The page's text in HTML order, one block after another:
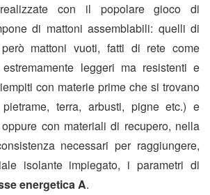
con il popolare gioco di
di mattoni assemblabili: quelli di
mattoni vuoti, fatti di rete come
leggeri ma resistenti e
con materie prime che si trovano
terra, arbusti, pigne etc.) e
con materiali di recupero, nella
necessari per raggiungere,
isolante impiegato, i parametri di
energetica A.